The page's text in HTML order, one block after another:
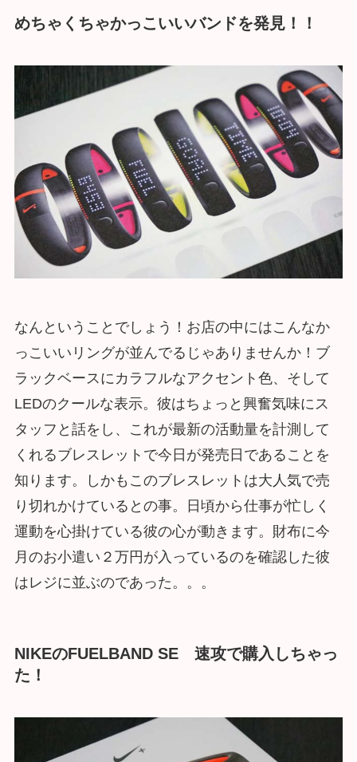
めちゃくちゃかっこいいバンドを発見！！
なんということでしょう！お店の中にはこんなか
っこいいリングが並んでるじゃありませんか！ブ
ラックベースにカラフルなアクセント色、そして
LEDのクールな表示。彼はちょっと興奮気味にス
タッフと話をし、これが最新の活動量を計測して
くれるブレスレットで今日が発売日であることを
知ります。しかもこのブレスレットは大人気で売
り切れかけているとの事。日頃から仕事が忙しく
運動を心掛けている彼の心が動きます。財布に今
月のお小遣い２万円が入っているのを確認した彼
はレジに並ぶのであった。。。
NIKEのFUELBAND SE 速攻で購入しちゃっ
た！